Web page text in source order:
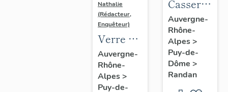
Nathalie
(Rédacteur,
Enquêteur)
Verre à
liqueur
n° 13
Auvergne-
Rhône-
Alpes>
Puy-de-
Casserole
et son
couvercle
au
chiffre
d'Antoine
d'Orléans
Auvergne-
Rhône-
Alpes>
Puy-de-
Dôme >
Randan